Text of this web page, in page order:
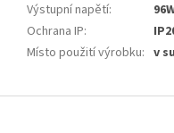
Výstupní napětí:
Ochrana IP:
Místo použití výrobku: v